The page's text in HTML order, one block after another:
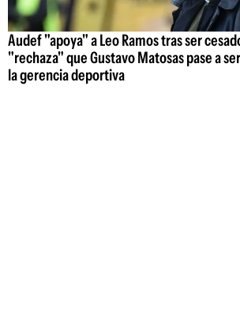
Audef "apoya" a Leo Ramos tras ser
"rechaza" que Gustavo Matosas pase a
la gerencia deportiva